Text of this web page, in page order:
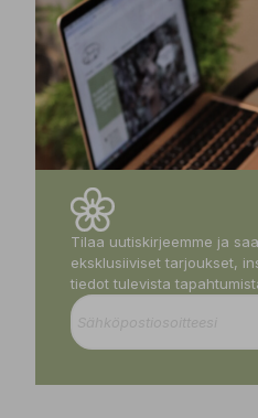
Tilaa uutiskirjeemme ja
eksklusiiviset tarjoukset,
tiedot tulevista